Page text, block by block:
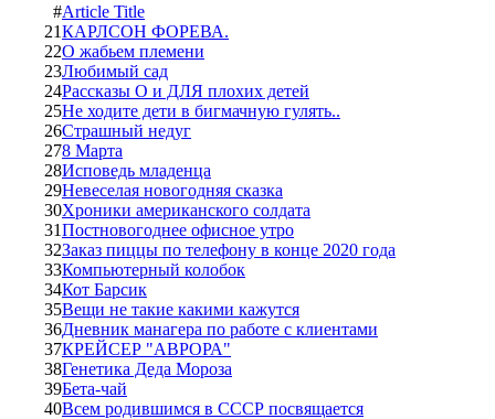
#Article Title
21КАРЛСОH ФОРЕВА.
22О жабьем племени
23Любимый сад
24Рассказы О и ДЛЯ плохих детей
25Не ходите дети в бигмачную гулять..
26Страшный недуг
278 Марта
28Исповедь младенца
29Невеселая новогодняя сказка
30Хроники американского солдата
31Постновогоднее офисное утро
32Заказ пиццы по телефону в конце 2020 года
33Компьютерный колобок
34Кот Барсик
35Вещи не такие какими кажутся
36Дневник манагера по работе с клиентами
37КРЕЙСЕР "АВРОРА"
38Генетика Деда Мороза
39Бета-чай
40Всем родившимся в СССР посвящается